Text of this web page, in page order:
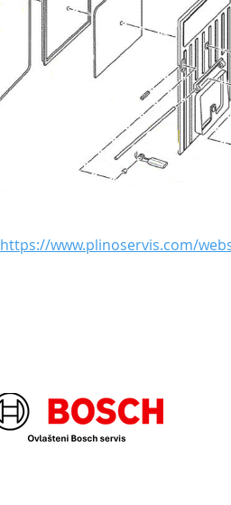
https://www.plinoservis.com/